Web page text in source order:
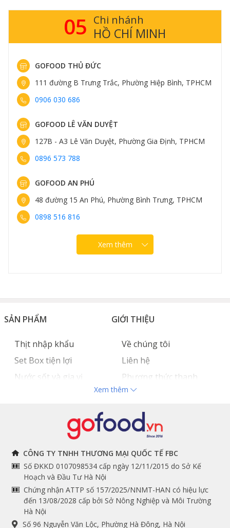
05 Chi nhánh
HỒ CHÍ MINH
GOFOOD THỦ ĐỨC
111 đường B Trưng Trắc, Phường Hiệp Bình, TPHCM
0906 030 686
GOFOOD LÊ VĂN DUYỆT
127B - A3 Lê Văn Duyệt, Phường Gia Định, TPHCM
0896 573 788
GOFOOD AN PHÚ
48 đường 15 An Phú, Phường Bình Trưng, TPHCM
0898 516 816
Xem thêm
SẢN PHẨM
Thịt nhập khẩu
Set Box tiện lợi
Nước sốt và gia vị
GIỚI THIỆU
Về chúng tôi
Liên hệ
Phương thức thanh
toán
Tuyển dụng
THÔNG TIN
Chính sách và quy định
chung
Hướng dẫn đặt hàng
Cam kết chất lượng
THEO DÕI NGAY
Facebook
Instagram
Youtube
Tiktok
Xem thêm
CÔNG TY TNHH THƯƠNG MẠI QUỐC TẾ FBC
Số ĐKKD 0107098534 cấp ngày 12/11/2015 do Sở Kế
Hoạch và Đầu Tư Hà Nội
Chứng nhận ATTP số 157/2025/NNMT-HAN có hiệu lực
đến 13/08/2028 cấp bởi Sở Nông Nghiệp và Môi Trường
Hà Nội
Số 96 Nguyễn Văn Lộc, Phường Hà Đông, Hà Nội